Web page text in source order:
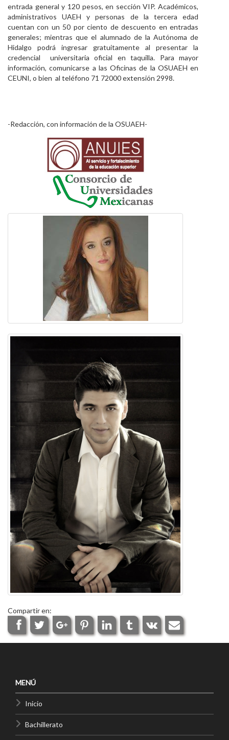
entrada general y 120 pesos, en sección VIP. Académicos,
administrativos UAEH y personas de la tercera edad
cuentan con un 50 por ciento de descuento en entradas
generales; mientras que el alumnado de la Autónoma de
Hidalgo podrá ingresar gratuitamente al presentar la
credencial universitaria oficial en taquilla. Para mayor
información, comunicarse a las Oficinas de la OSUAEH en
CEUNI, o bien al teléfono 71 72000 extensión 2998.
-Redacción, con información de la OSUAEH-
Compartir en:
MENÚ
Inicio
Bachillerato